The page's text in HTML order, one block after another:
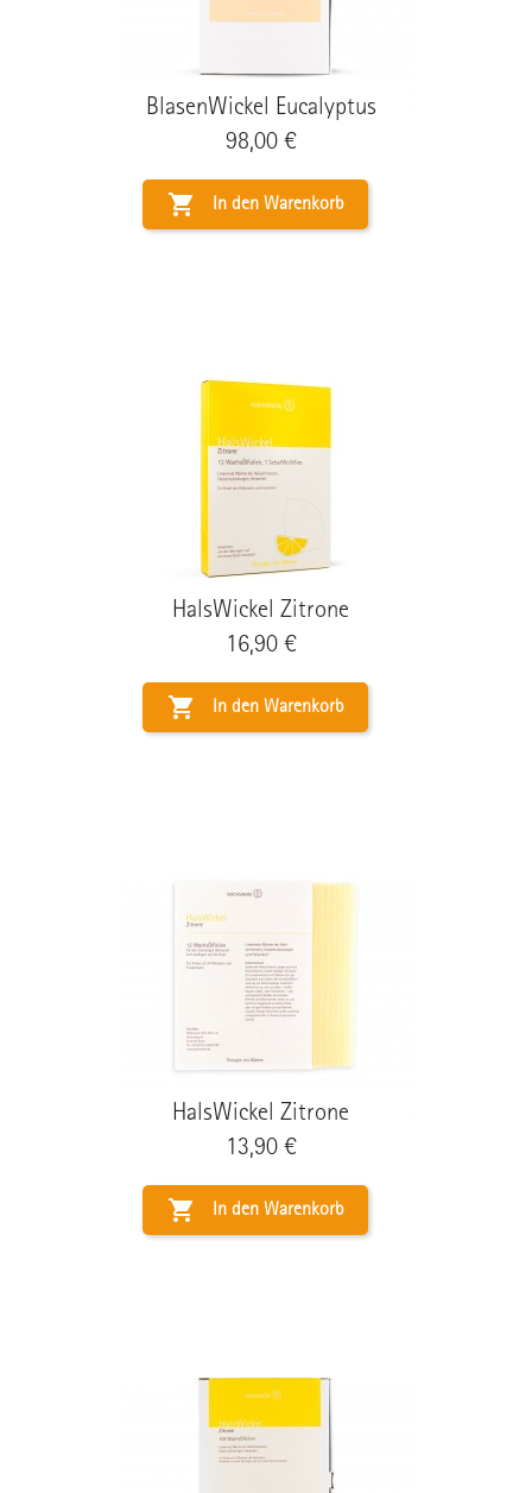
BlasenWickel Eucalyptus
Preis
98,00 €
 In den Warenkorb
HalsWickel Zitrone
Preis
16,90 €
 In den Warenkorb
HalsWickel Zitrone
Preis
13,90 €
 In den Warenkorb